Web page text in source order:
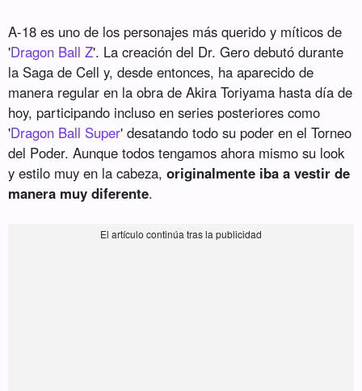
A-18 es uno de los personajes más querido y míticos de
'Dragon Ball Z'. La creación del Dr. Gero debutó durante
la Saga de Cell y, desde entonces, ha aparecido de
manera regular en la obra de Akira Toriyama hasta día de
hoy, participando incluso en series posteriores como
'Dragon Ball Super' desatando todo su poder en el Torneo
del Poder. Aunque todos tengamos ahora mismo su look
y estilo muy en la cabeza,originalmente iba a vestir de
manera muy diferente.